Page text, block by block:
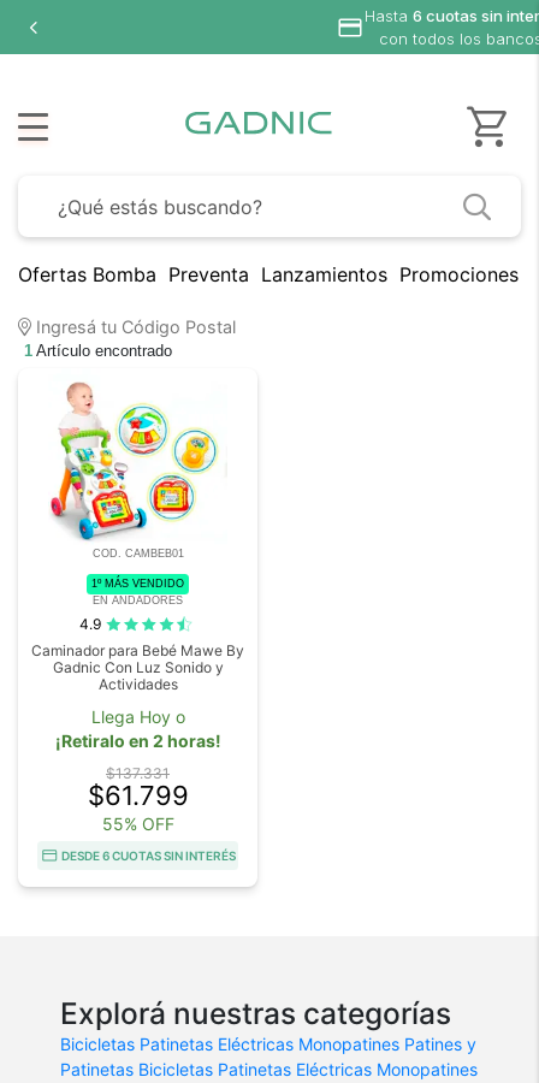
Hasta 6 cuotas sin
con todos los
Ofertas Bomba Preventa Lanzamientos Promociones
Ingresá tu Código Postal
1 Artículo encontrado
COD. CAMBEB01
1º MÁS VENDIDO
EN ANDADORES
4.9
Caminador para Bebé Mawe By
Gadnic Con Luz Sonido y
Actividades
Llega Hoy o
¡Retiralo en 2 horas!
$137.331
$61.799
55% OFF
DESDE 6 CUOTAS SIN INTERÉS
Explorá nuestras categorías
Bicicletas Patinetas Eléctricas Monopatines Patines y
Patinetas Bicicletas Patinetas Eléctricas Monopatines